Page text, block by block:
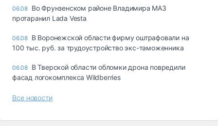
06.08 Во Фрунзенском районе Владимира МАЗ
протаранил Lada Vesta
06.08 В Воронежской области фирму оштрафовали на
100 тыс. руб. за трудоустройство экс-таможенника
06.08 В Тверской области обломки дрона повредили
фасад логокомплекса Wildberries
Все новости